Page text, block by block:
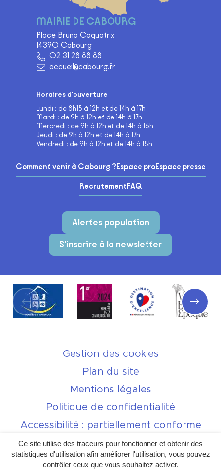
Ce site utilise des traceurs pour fonctionner et obtenir des
statistiques d'utilisation afin améliorer l'utilisation, vous pouvez
contrôler ceux que vous souhaitez activer.
MAIRIE DE CABOURG
Place Bruno Coquatrix
14390 Cabourg
02 31 28 88 88
accueil@cabourg.fr
Horaires d'ouverture
Lundi : de 8h15 à 12h et de 14h à 17h
Mardi : de 9h à 12h et de 14h à 17h
Mercredi : de 9h à 12h et de 14h à 16h
Jeudi : de 9h à 12h et de 14h à 17h
Vendredi : de 9h à 12h et de 14h à 18h
Comment venir à Cabourg ?Espace proEspace presse
RecrutementFAQ
Alertes population
S'inscrire à la newsletter
Partenaires
Gestion des cookies
Plan du site
Mentions légales
Politique de confidentialité
Accessibilité : partiellement conforme
Charte de bonne conduite sur les
réseaux sociaux